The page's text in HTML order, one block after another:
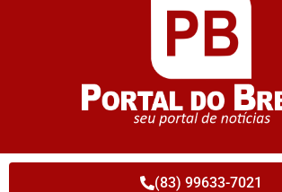
(83) 99633-7021